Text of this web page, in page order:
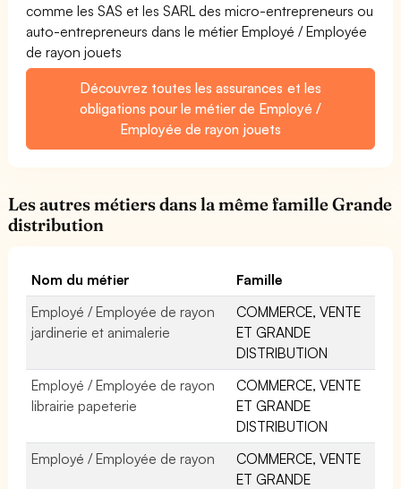
comme les SAS et les SARL des micro-entrepreneurs ou
auto-entrepreneurs dans le métier Employé / Employée
de rayon jouets
Découvrez toutes les assurances et les
obligations pour le métier de Employé /
Employée de rayon jouets
Les autres métiers dans la même famille Grande
distribution
Nom du métier
Famille
Employé / Employée de rayon
jardinerie et animalerie
COMMERCE, VENTE
ET GRANDE
DISTRIBUTION
Employé / Employée de rayon
librairie papeterie
COMMERCE, VENTE
ET GRANDE
DISTRIBUTION
Employé / Employée de rayon
COMMERCE, VENTE
ET GRANDE